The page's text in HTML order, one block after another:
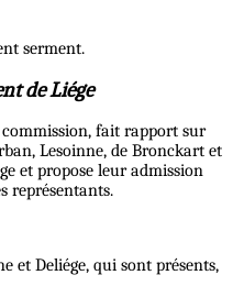
serment.
de Liége
fait rapport sur
Lesoinne, de Bronckart et
et propose leur admission
représentants.
et Deliége, qui sont présents,